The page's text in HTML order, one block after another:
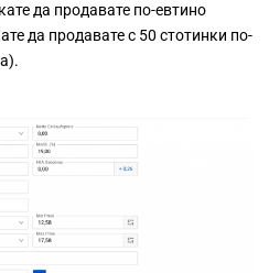
да продавате по-евтино
да продавате с 50 стотинки по-